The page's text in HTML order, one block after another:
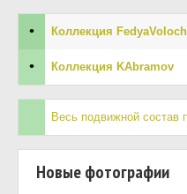
• Коллекция
• Коллекция KAbramov
Весь подвижной состав
Новые фотографии